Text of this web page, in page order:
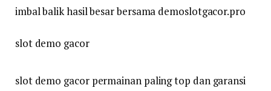
imbal balik hasil besar bersama demoslotgacor.pro
slot demo gacor
slot demo gacor permainan paling top dan garansi